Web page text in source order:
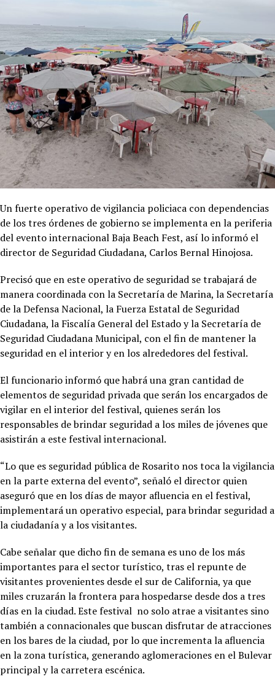
Un fuerte operativo de vigilancia policiaca con dependencias
de los tres órdenes de gobierno se implementa en la periferia
del evento internacional Baja Beach Fest, así lo informó el
director de Seguridad Ciudadana, Carlos Bernal Hinojosa.
Precisó que en este operativo de seguridad se trabajará de
manera coordinada con la Secretaría de Marina, la Secretaría
de la Defensa Nacional, la Fuerza Estatal de Seguridad
Ciudadana, la Fiscalía General del Estado y la Secretaría de
Seguridad Ciudadana Municipal, con el fin de mantener la
seguridad en el interior y en los alrededores del festival.
El funcionario informó que habrá una gran cantidad de
elementos de seguridad privada que serán los encargados de
vigilar en el interior del festival, quienes serán los
responsables de brindar seguridad a los miles de jóvenes que
asistirán a este festival internacional.
“Lo que es seguridad pública de Rosarito nos toca la vigilancia
en la parte externa del evento”, señaló el director quien
aseguró que en los días de mayor afluencia en el festival,
implementará un operativo especial, para brindar seguridad a
la ciudadanía y a los visitantes.
Cabe señalar que dicho fin de semana es uno de los más
importantes para el sector turístico, tras el repunte de
visitantes provenientes desde el sur de California, ya que
miles cruzarán la frontera para hospedarse desde dos a tres
días en la ciudad. Este festival no solo atrae a visitantes sino
también a connacionales que buscan disfrutar de atracciones
en los bares de la ciudad, por lo que incrementa la afluencia
en la zona turística, generando aglomeraciones en el Bulevar
principal y la carretera escénica.